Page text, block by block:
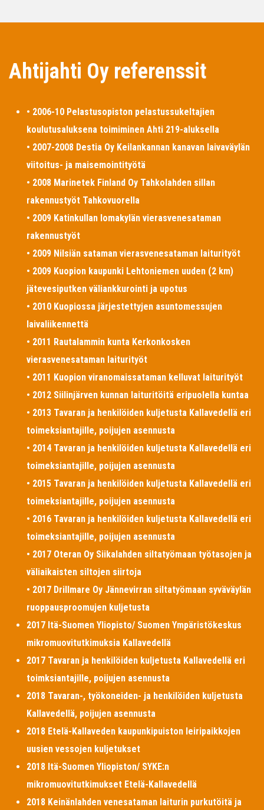
Ahtijahti Oy referenssit
• 2006-10 Pelastusopiston pelastussukeltajien
koulutusaluksena toimiminen Ahti 219-aluksella
• 2007-2008 Destia Oy Keilankannan kanavan laivaväylän
viitoitus- ja maisemointityötä
• 2008 Marinetek Finland Oy Tahkolahden sillan
rakennustyöt Tahkovuorella
• 2009 Katinkullan lomakylän vierasvenesataman
rakennustyöt
• 2009 Nilsiän sataman vierasvenesataman laiturityöt
• 2009 Kuopion kaupunki Lehtoniemen uuden (2 km)
jätevesiputken väliankkurointi ja upotus
• 2010 Kuopiossa järjestettyjen asuntomessujen
laivaliikennettä
• 2011 Rautalammin kunta Kerkonkosken
vierasvenesataman laiturityöt
• 2011 Kuopion viranomaissataman kelluvat laiturityöt
• 2012 Siilinjärven kunnan laituritöitä eripuolella kuntaa
• 2013 Tavaran ja henkilöiden kuljetusta Kallavedellä eri
toimeksiantajille, poijujen asennusta
• 2014 Tavaran ja henkilöiden kuljetusta Kallavedellä eri
toimeksiantajille, poijujen asennusta
• 2015 Tavaran ja henkilöiden kuljetusta Kallavedellä eri
toimeksiantajille, poijujen asennusta
• 2016 Tavaran ja henkilöiden kuljetusta Kallavedellä eri
toimeksiantajille, poijujen asennusta
• 2017 Oteran Oy Siikalahden siltatyömaan työtasojen ja
väliaikaisten siltojen siirtoja
• 2017 Drillmare Oy Jännevirran siltatyömaan syväväylän
ruoppausproomujen kuljetusta
2017 Itä-Suomen Yliopisto/ Suomen Ympäristökeskus
mikromuovitutkimuksia Kallavedellä
2017 Tavaran ja henkilöiden kuljetusta Kallavedellä eri
toimksiantajille, poijujen asennusta
2018 Tavaran-, työkoneiden- ja henkilöiden kuljetusta
Kallavedellä, poijujen asennusta
2018 Etelä-Kallaveden kaupunkipuiston leiripaikkojen
uusien vessojen kuljetukset
2018 Itä-Suomen Yliopiston/ SYKE:n
mikromuovitutkimukset Etelä-Kallavedellä
2018 Keinänlahden venesataman laiturin purkutöitä ja